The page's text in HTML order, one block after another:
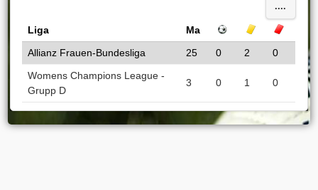
....
Liga Ma Gula kort
Allianz Frauen-Bundesliga
25 0 2
0
Womens Champions League -
Grupp D
3 0 1 0